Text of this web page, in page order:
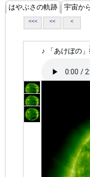
はやぶさの軌跡 宇宙か
<<< << <
♪ 「あけぼの」